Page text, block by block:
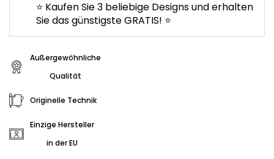
⭐ Kaufen Sie 3 beliebige Designs und erhalten
Sie das günstigste GRATIS! ⭐
Außergewöhnliche
Qualität
Originelle Technik
Einzige Hersteller
in der EU